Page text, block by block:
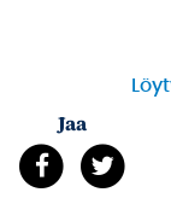
Jaa